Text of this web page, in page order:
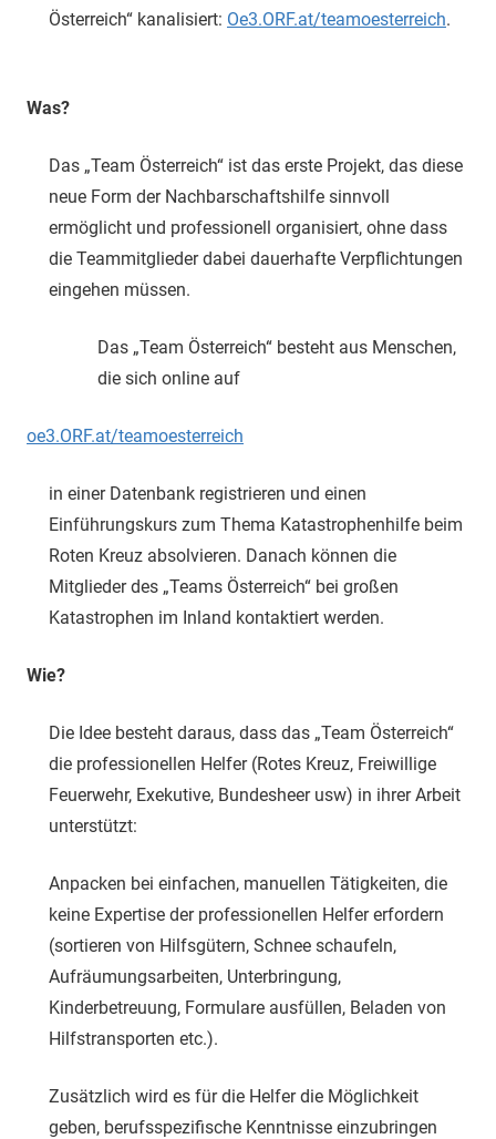
Österreich“ kanalisiert: Oe3.ORF.at/teamoesterreich.
Was?
Das „Team Österreich“ ist das erste Projekt, das diese
neue Form der Nachbarschaftshilfe sinnvoll
ermöglicht und professionell organisiert, ohne dass
die Teammitglieder dabei dauerhafte Verpflichtungen
eingehen müssen.
Das „Team Österreich“ besteht aus Menschen,
die sich online auf
oe3.ORF.at/teamoesterreich
in einer Datenbank registrieren und einen
Einführungskurs zum Thema Katastrophenhilfe beim
Roten Kreuz absolvieren. Danach können die
Mitglieder des „Teams Österreich“ bei großen
Katastrophen im Inland kontaktiert werden.
Wie?
Die Idee besteht daraus, dass das „Team Österreich“
die professionellen Helfer (Rotes Kreuz, Freiwillige
Feuerwehr, Exekutive, Bundesheer usw) in ihrer Arbeit
unterstützt:
Anpacken bei einfachen, manuellen Tätigkeiten, die
keine Expertise der professionellen Helfer erfordern
(sortieren von Hilfsgütern, Schnee schaufeln,
Aufräumungsarbeiten, Unterbringung,
Kinderbetreuung, Formulare ausfüllen, Beladen von
Hilfstransporten etc.).
Zusätzlich wird es für die Helfer die Möglichkeit
geben, berufsspezifische Kenntnisse einzubringen